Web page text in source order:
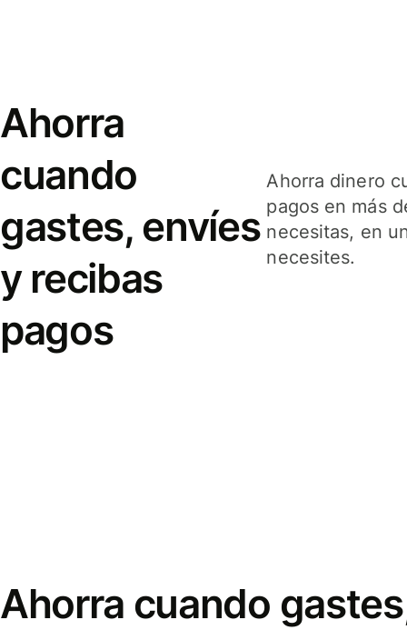
Ahorra
cuando
gastes, envíes
y recibas
pagos
Ahorra dinero
pagos en más
necesitas, en
necesites.
Ahorra cuando